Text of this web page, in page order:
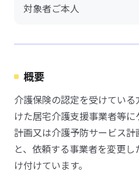
対象者ご本人
概要
介護保険の認定を受けてい
けた居宅介護支援事業者等
計画又は介護予防サービス
と、依頼する事業者を変更
け付けています。